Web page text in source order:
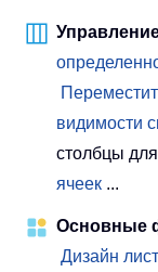
видимости
столбцы для
ячеек ...
Основные
Дизайн